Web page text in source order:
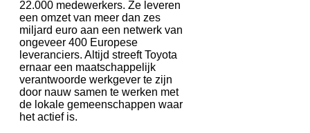
22.000 medewerkers. Ze leveren
een omzet van meer dan zes
miljard euro aan een netwerk van
ongeveer 400 Europese
leveranciers. Altijd streeft Toyota
ernaar een maatschappelijk
verantwoorde werkgever te zijn
door nauw samen te werken met
de lokale gemeenschappen waar
het actief is.